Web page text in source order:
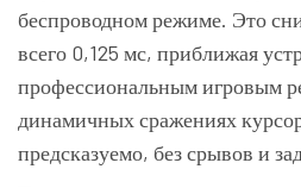
беспроводном режиме. Это
всего 0,125 мс, приближая
профессиональным игровым
динамичных сражениях
предсказуемо, без срывов и